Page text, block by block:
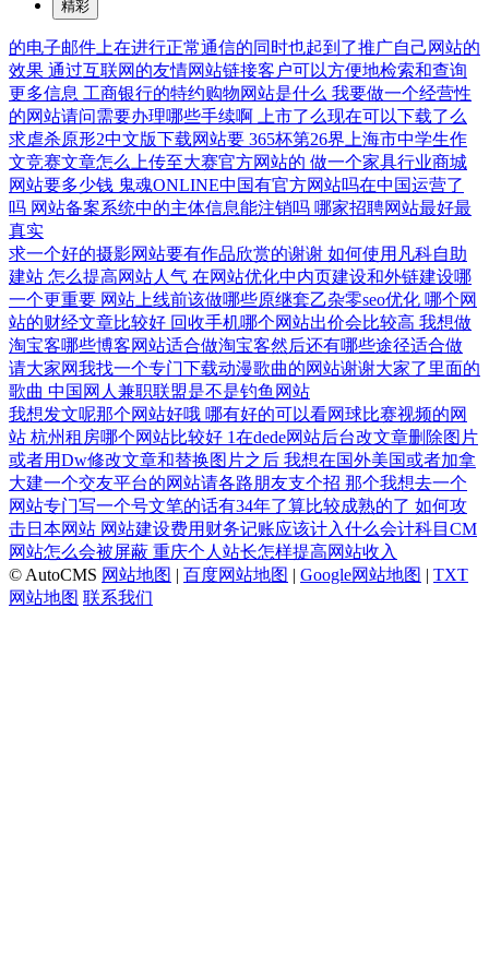
精彩
的电子邮件上在进行正常通信的同时也起到了推广自己网站的
效果 通过互联网的友情网站链接客户可以方便地检索和查询
更多信息 工商银行的特约购物网站是什么 我要做一个经营性
的网站请问需要办理哪些手续啊
上市了么现在可以下载了么
求虐杀原形2中文版下载网站要 365杯第26界上海市中学生作
文竞赛文章怎么上传至大赛官方网站的 做一个家具行业商城
网站要多少钱 鬼魂ONLINE中国有官方网站吗在中国运营了
吗 网站备案系统中的主体信息能注销吗 哪家招聘网站最好最
真实
求一个好的摄影网站要有作品欣赏的谢谢 如何使用凡科自助
建站 怎么提高网站人气 在网站优化中内页建设和外链建设哪
一个更重要 网站上线前该做哪些原继套乙杂零seo优化 哪个网
站的财经文章比较好 回收手机哪个网站出价会比较高 我想做
淘宝客哪些博客网站适合做淘宝客然后还有哪些途径适合做
请大家网我找一个专门下载动漫歌曲的网站谢谢大家了里面的
歌曲 中国网人兼职联盟是不是钓鱼网站
我想发文呢那个网站好哦 哪有好的可以看网球比赛视频的网
站 杭州租房哪个网站比较好 1在dede网站后台改文章删除图片
或者用Dw修改文章和替换图片之后 我想在国外美国或者加拿
大建一个交友平台的网站请各路朋友支个招 那个我想去一个
网站专门写一个号文笔的话有34年了算比较成熟的了 如何攻
击日本网站 网站建设费用财务记账应该计入什么会计科目CM
网站怎么会被屏蔽 重庆个人站长怎样提高网站收入
© AutoCMS 网站地图 | 百度网站地图 | Google网站地图 | TXT
网站地图 联系我们